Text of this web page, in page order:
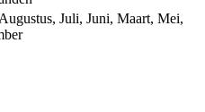
Juli, Juni, Maart, Mei,